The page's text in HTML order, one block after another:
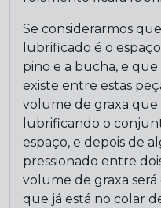
Se considerarmos
lubrificado é o
pino e a bucha, e
existe entre estas
volume de graxa
lubrificando o
espaço, e depois de
pressionado entre
volume de graxa
que já está no colar